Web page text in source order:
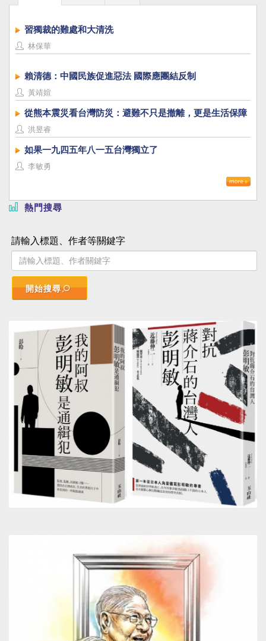
習獨裁的難處和大清洗
林保華
賴清德：中國民族促進惡法 國際應團結反制
黃靖媗
從熊本震災看台灣防災：避難不只是撤離，更是生活保障
洪昱睿
如果一九四五年八一五台灣獨立了
李敏勇
熱門搜尋
請輸入標題、作者等關鍵字
開始搜尋